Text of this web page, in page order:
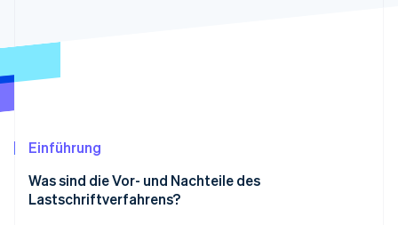
Start-up-Gründung
Climate
Stripe-Sessions 2026
Einführung
Was sind die Vor- und Nachteile des
Lastschriftverfahrens?